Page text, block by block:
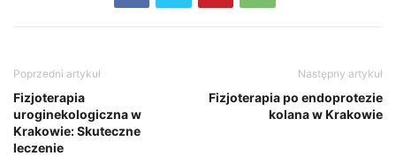
Poprzedni artykuł
Fizjoterapia
uroginekologiczna w
Krakowie: Skuteczne
leczenie
Następny artykuł
Fizjoterapia po endoprotezie
kolana w Krakowie